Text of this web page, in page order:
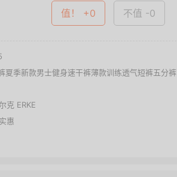
值！ +0 不值 -0
夏季新款男士健身速干裤薄款训练透气短裤五分裤
克 ERKE
惠